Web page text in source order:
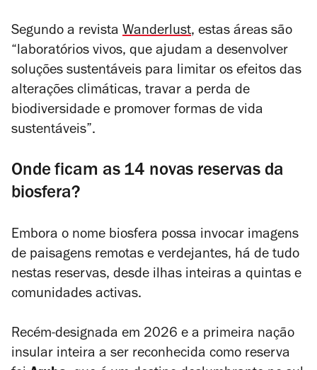
Segundo a revista Wanderlust, estas áreas são
“laboratórios vivos, que ajudam a desenvolver
soluções sustentáveis para limitar os efeitos das
alterações climáticas, travar a perda de
biodiversidade e promover formas de vida
sustentáveis”.
Onde ficam as 14 novas reservas da
biosfera?
Embora o nome biosfera possa invocar imagens
de paisagens remotas e verdejantes, há de tudo
nestas reservas, desde ilhas inteiras a quintas e
comunidades activas.
Recém-designada em 2026 e a primeira nação
insular inteira a ser reconhecida como reserva